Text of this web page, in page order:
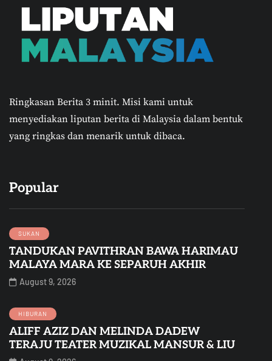
Ringkasan Berita 3 minit. Misi kami untuk
menyediakan liputan berita di Malaysia dalam bentuk
yang ringkas dan menarik untuk dibaca.
Popular
SUKAN
TANDUKAN PAVITHRAN BAWA HARIMAU
MALAYA MARA KE SEPARUH AKHIR
August 9, 2026
HIBURAN
ALIFF AZIZ DAN MELINDA DADEW
TERAJU TEATER MUZIKAL MANSUR & LIU